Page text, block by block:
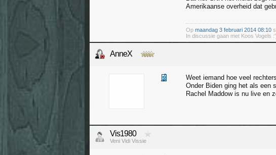
Amerikaanse overheid dat
Op maandag 3 februari 2014 08:10
In discussie gaan met Koos Vogels
AnneX
Weet iemand hoe veel
Onder Biden ging het als een
Rachel Maddow is nu live en
Vis1980
Veni Vidi Vissie